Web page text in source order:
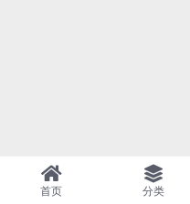
首页 分类